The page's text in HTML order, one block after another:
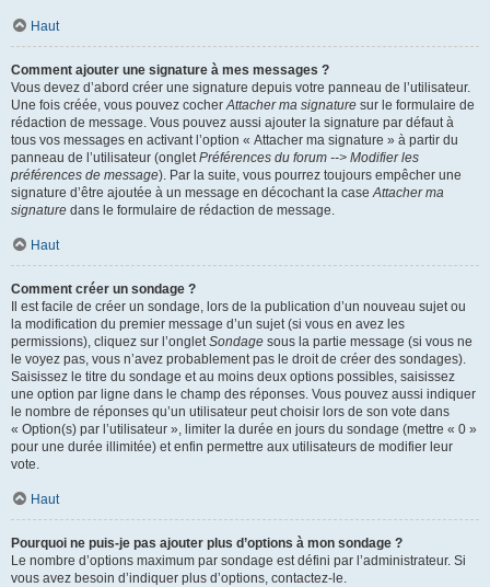
Haut
Comment ajouter une signature à mes messages ?
Vous devez d’abord créer une signature depuis votre panneau de l’utilisateur.
Une fois créée, vous pouvez cocherAttacher ma signature sur le formulaire de
rédaction de message. Vous pouvez aussi ajouter la signature par défaut à
tous vos messages en activant l’option « Attacher ma signature » à partir du
panneau de l’utilisateur (ongletPréférences du forum --> Modifier les
préférences de message). Par la suite, vous pourrez toujours empêcher une
signature d’être ajoutée à un message en décochant la caseAttacher ma
signature dans le formulaire de rédaction de message.
Haut
Comment créer un sondage ?
Il est facile de créer un sondage, lors de la publication d’un nouveau sujet ou
la modification du premier message d’un sujet (si vous en avez les
permissions), cliquez sur l’ongletSondage sous la partie message (si vous ne
le voyez pas, vous n’avez probablement pas le droit de créer des sondages).
Saisissez le titre du sondage et au moins deux options possibles, saisissez
une option par ligne dans le champ des réponses. Vous pouvez aussi indiquer
le nombre de réponses qu’un utilisateur peut choisir lors de son vote dans
« Option(s) par l’utilisateur », limiter la durée en jours du sondage (mettre « 0 »
pour une durée illimitée) et enfin permettre aux utilisateurs de modifier leur
vote.
Haut
Pourquoi ne puis-je pas ajouter plus d’options à mon sondage ?
Le nombre d’options maximum par sondage est défini par l’administrateur. Si
vous avez besoin d’indiquer plus d’options, contactez-le.